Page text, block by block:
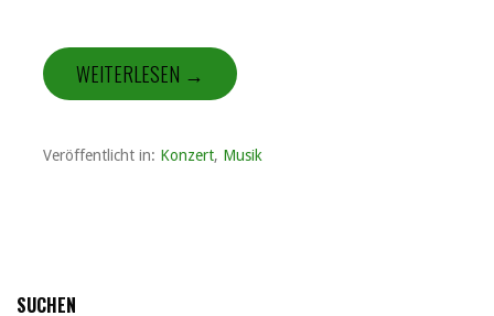
WEITERLESEN →
Veröffentlicht in: Konzert, Musik
SUCHEN